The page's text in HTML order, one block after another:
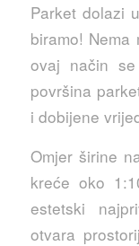
Parket dolazi
biramo! Nema
ovaj način
površina
i dobijene
Omjer širine
kreće oko
estetski
otvara